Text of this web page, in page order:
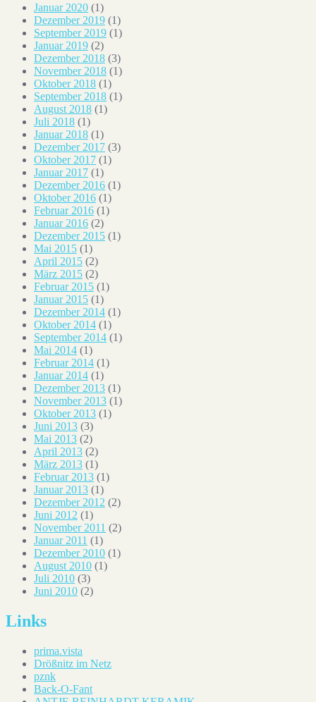
Januar 2020 (1)
Dezember 2019 (1)
September 2019 (1)
Januar 2019 (2)
Dezember 2018 (3)
November 2018 (1)
Oktober 2018 (1)
September 2018 (1)
August 2018 (1)
Juli 2018 (1)
Januar 2018 (1)
Dezember 2017 (3)
Oktober 2017 (1)
Januar 2017 (1)
Dezember 2016 (1)
Oktober 2016 (1)
Februar 2016 (1)
Januar 2016 (2)
Dezember 2015 (1)
Mai 2015 (1)
April 2015 (2)
März 2015 (2)
Februar 2015 (1)
Januar 2015 (1)
Dezember 2014 (1)
Oktober 2014 (1)
September 2014 (1)
Mai 2014 (1)
Februar 2014 (1)
Januar 2014 (1)
Dezember 2013 (1)
November 2013 (1)
Oktober 2013 (1)
Juni 2013 (3)
Mai 2013 (2)
April 2013 (2)
März 2013 (1)
Februar 2013 (1)
Januar 2013 (1)
Dezember 2012 (2)
Juni 2012 (1)
November 2011 (2)
Januar 2011 (1)
Dezember 2010 (1)
August 2010 (1)
Juli 2010 (3)
Juni 2010 (2)
Links
prima.vista
Drößnitz im Netz
pznk
Back-O-Fant